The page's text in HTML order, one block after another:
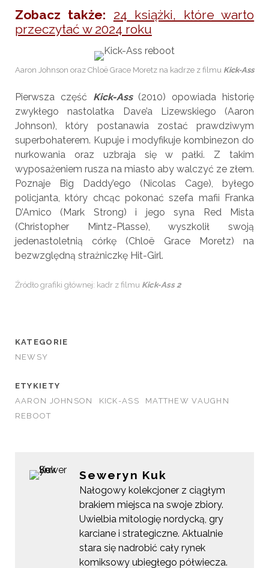
Zobacz także: 24 książki, które warto
przeczytać w 2024 roku
Aaron Johnson oraz Chloë Grace Moretz na kadrze z filmu Kick-Ass
Pierwsza część Kick-Ass(2010) opowiada historię
zwykłego nastolatka Dave’a Lizewskiego (Aaron
Johnson), który postanawia zostać prawdziwym
superbohaterem. Kupuje i modyfikuje kombinezon do
nurkowania oraz uzbraja się w pałki. Z takim
wyposażeniem rusza na miasto aby walczyć ze złem.
Poznaje Big Daddy’ego (Nicolas Cage), byłego
policjanta, który chcąc pokonać szefa mafii Franka
D’Amico (Mark Strong) i jego syna Red Mista
(Christopher Mintz-Plasse), wyszkolił swoją
jedenastoletnią córkę (Chloë Grace Moretz) na
bezwzględną strażniczkę Hit-Girl.
Źródło grafiki głównej: kadr z filmu Kick-Ass 2
KATEGORIE
NEWSY
ETYKIETY
AARON JOHNSON
KICK-ASS
MATTHEW VAUGHN
REBOOT
Seweryn Kuk
Nałogowy kolekcjoner z ciągłym
brakiem miejsca na swoje zbiory.
Uwielbia mitologię nordycką, gry
karciane i strategiczne. Aktualnie
stara się nadrobić cały rynek
komiksowy ubiegłego półwiecza.